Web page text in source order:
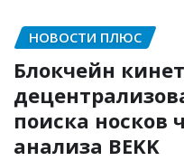
НОВОСТИ ПЛЮС
Блокчейн
поиска носков
анализа BEKK